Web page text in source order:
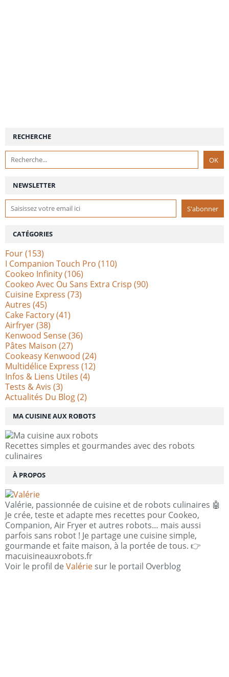
NEWSLETTER
RECHERCHE
MA CUISINE AUX ROBOTS
Recettes simples et gourmandes avec des robots
culinaires
À PROPOS
Valérie, passionnée de cuisine et de robots culinaires 🤖
Je crée, teste et adapte mes recettes pour Cookeo,
Companion, Air Fryer et autres robots… mais aussi
parfois sans robot ! Je partage une cuisine simple,
gourmande et faite maison, à la portée de tous. 👉
macuisineauxrobots.fr
Voir le profil de Valérie sur le portail Overblog
CATÉGORIES
Four(153)
I Companion Touch Pro (110)
Cookeo Infinity(106)
Cookeo Avec Ou Sans Extra Crisp (90)
Cuisine Express (73)
Autres (45)
Cake Factory(41)
Airfryer(38)
Kenwood Sense(36)
Pâtes Maison (27)
Cookeasy Kenwood (24)
Multidélice Express (12)
Infos & Liens Utiles (4)
Tests & Avis (3)
Actualités Du Blog(2)